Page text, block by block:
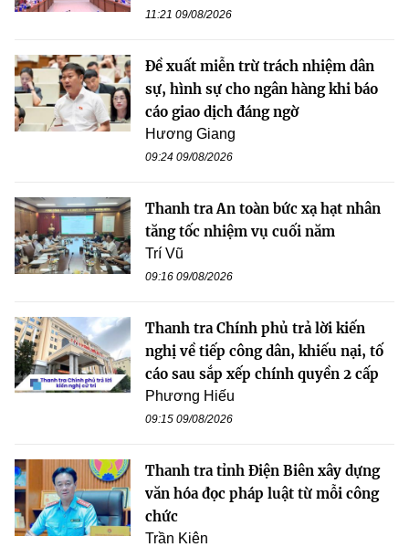
11:21 09/08/2026
Đề xuất miễn trừ trách nhiệm dân
sự, hình sự cho ngân hàng khi báo
cáo giao dịch đáng ngờ
Hương Giang
09:24 09/08/2026
Thanh tra An toàn bức xạ hạt nhân
tăng tốc nhiệm vụ cuối năm
Trí Vũ
09:16 09/08/2026
Thanh tra Chính phủ trả lời kiến
nghị về tiếp công dân, khiếu nại, tố
cáo sau sắp xếp chính quyền 2 cấp
Phương Hiếu
09:15 09/08/2026
Thanh tra tỉnh Điện Biên xây dựng
văn hóa đọc pháp luật từ mỗi công
chức
Trần Kiên